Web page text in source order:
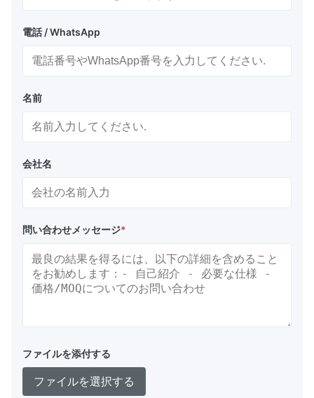
電話 / WhatsApp
名前
会社名
問い合わせメッセージ*
ファイルを添付する
ファイルを選択する